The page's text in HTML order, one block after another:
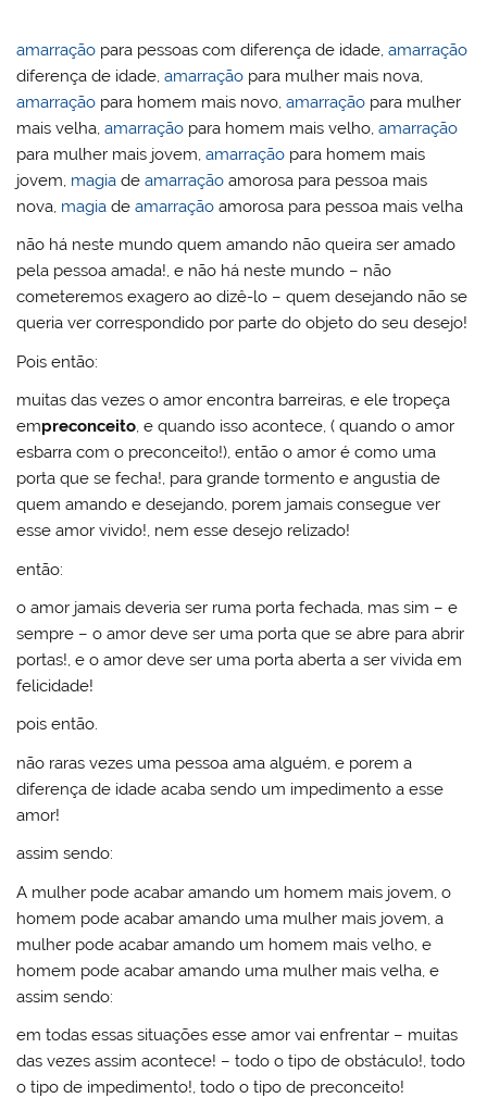
o
M
ai
l
b
o
o
k
st dI
n
A
p
p
k.
c
o
m
e
ss
r
amarração para pessoas com diferença de idade,amarração
diferença de idade,amarração para mulher mais nova,
amarração para homem mais novo,amarração para mulher
mais velha,amarração para homem mais velho,amarração
para mulher mais jovem,amarração para homem mais
jovem, magia deamarração amorosa para pessoa mais
nova, magia deamarração amorosa para pessoa mais velha
não há neste mundo quem amando não queira ser amado
pela pessoa amada!, e não há neste mundo – não
cometeremos exagero ao dizê-lo – quem desejando não se
queria ver correspondido por parte do objeto do seu desejo!
Pois então:
muitas das vezes o amor encontra barreiras, e ele tropeça
empreconceito, e quando isso acontece, ( quando o amor
esbarra com o preconceito!), então o amor é como uma
porta que se fecha!, para grande tormento e angustia de
quem amando e desejando, porem jamais consegue ver
esse amor vivido!, nem esse desejo relizado!
então:
o amor jamais deveria ser ruma porta fechada, mas sim – e
sempre – o amor deve ser uma porta que se abre para abrir
portas!, e o amor deve ser uma porta aberta a ser vivida em
felicidade!
pois então.
não raras vezes uma pessoa ama alguém, e porem a
diferença de idade acaba sendo um impedimento a esse
amor!
assim sendo:
A mulher pode acabar amando um homem mais jovem, o
homem pode acabar amando uma mulher mais jovem, a
mulher pode acabar amando um homem mais velho, e
homem pode acabar amando uma mulher mais velha, e
assim sendo:
em todas essas situações esse amor vai enfrentar – muitas
das vezes assim acontece! – todo o tipo de obstáculo!, todo
o tipo de impedimento!, todo o tipo de preconceito!